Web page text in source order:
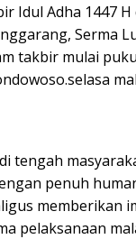
Idul Adha 1447
Serma
takbir mulai
tengah
penuh
memberikan
pelaksanaan